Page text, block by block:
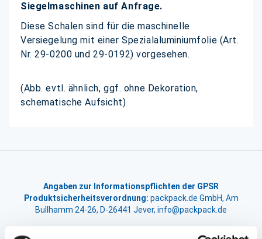
Siegelmaschinen auf Anfrage.
Diese Schalen sind für die maschinelle
Versiegelung mit einer Spezialaluminiumfolie (Art.
Nr. 29-0200 und 29-0192) vorgesehen.
(Abb. evtl. ähnlich, ggf. ohne Dekoration,
schematische Aufsicht)
Angaben zur Informationspflichten der GPSR
Produktsicherheitsverordnung: packpack.de GmbH, Am
Bullhamm 24-26, D-26441 Jever, info@packpack.de